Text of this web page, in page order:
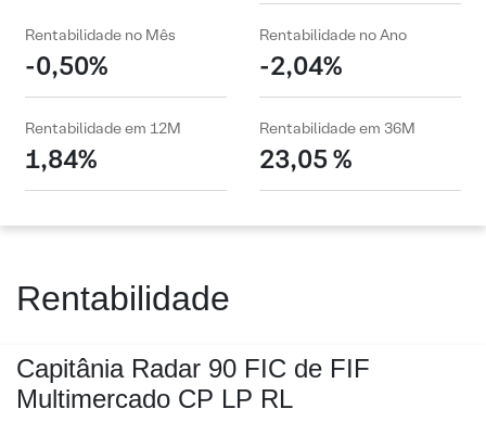
Rentabilidade no Mês
-0,50%
Rentabilidade no Ano
-2,04%
Rentabilidade em 12M
1,84%
Rentabilidade em 36M
23,05 %
Rentabilidade
Capitânia Radar 90 FIC de FIF
Multimercado CP LP RL